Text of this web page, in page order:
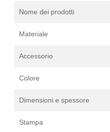
Nome dei prodotti
Materiale
Accessorio
Colore
Dimensioni e spessore
Stampa